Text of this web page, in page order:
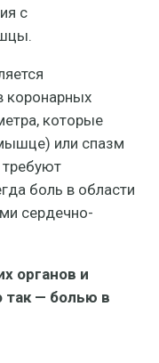
с
коронарных
которые
или спазм
требуют
боль в области
сердечно-
органов и
так — болью в